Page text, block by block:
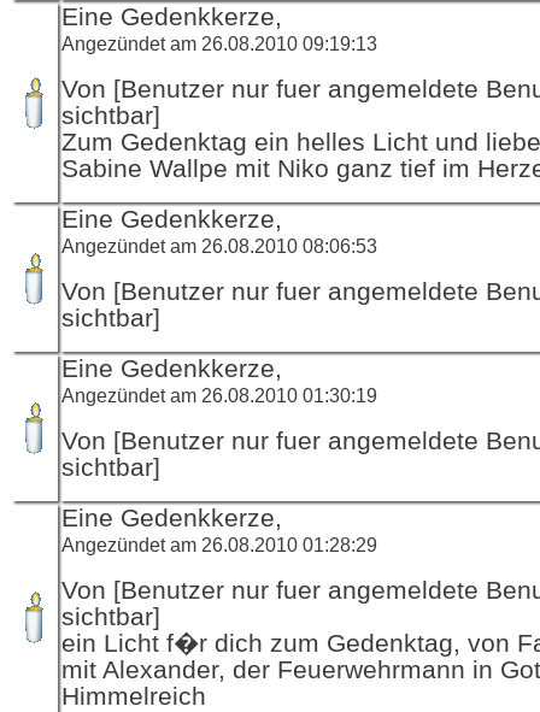
Eine Gedenkkerze,
Angezündet am 26.08.2010 09:19:13
Von [Benutzer nur fuer angemeldete
sichtbar]
Zum Gedenktag ein helles Licht und
Sabine Wallpe mit Niko ganz tief im
Eine Gedenkkerze,
Angezündet am 26.08.2010 08:06:53
Von [Benutzer nur fuer angemeldete
sichtbar]
Eine Gedenkkerze,
Angezündet am 26.08.2010 01:30:19
Von [Benutzer nur fuer angemeldete
sichtbar]
Eine Gedenkkerze,
Angezündet am 26.08.2010 01:28:29
Von [Benutzer nur fuer angemeldete
sichtbar]
ein Licht f�r dich zum Gedenktag, von
mit Alexander, der Feuerwehrmann in
Himmelreich